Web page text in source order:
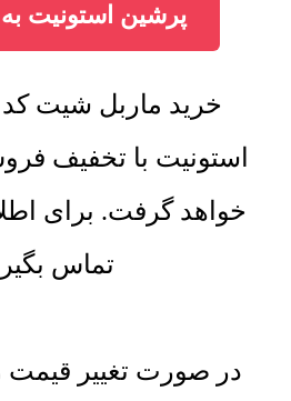
پرشین استونیت
استونیت با تخفیف
خواهد گرفت. برای
تماس
در صورت تغییر